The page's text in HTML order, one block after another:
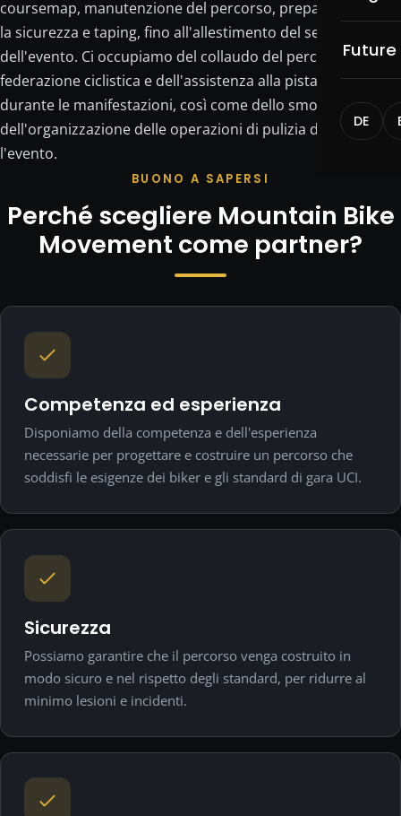
Piste
DE
coursemap, manutenzione del percorso, preparazione per
la sicurezza e taping, fino all'allestimento del setup
dell'evento. Ci occupiamo del collaudo del percorso con la
federazione ciclistica e dell'assistenza alla pista da gara
durante le manifestazioni, così come dello smontaggio e
dell'organizzazione delle operazioni di pulizia dopo
l'evento.
BUONO A SAPERSI
Perché scegliere Mountain Bike
Movement come partner?
Competenza ed esperienza
Disponiamo della competenza e dell'esperienza
necessarie per progettare e costruire un percorso che
soddisfi le esigenze dei biker e gli standard di gara UCI.
Sicurezza
Possiamo garantire che il percorso venga costruito in
modo sicuro e nel rispetto degli standard, per ridurre al
minimo lesioni e incidenti.